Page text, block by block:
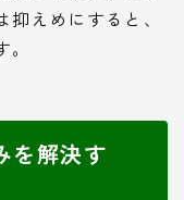
えめにすると、
を解決す